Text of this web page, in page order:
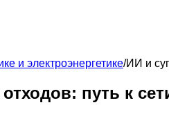
и электроэнергетике/ИИ и
путь к